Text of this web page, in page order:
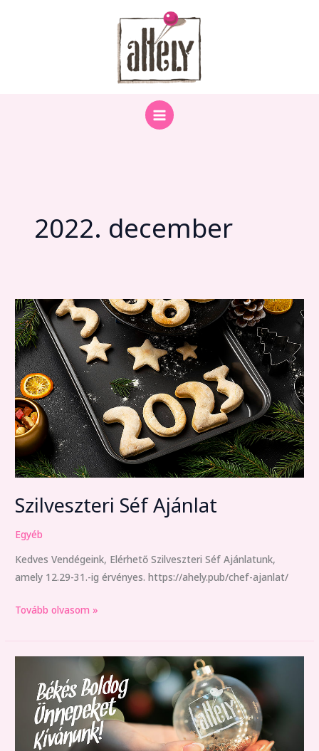
2022. december
Szilveszteri Séf Ajánlat
Egyéb
Kedves Vendégeink, Elérhető Szilveszteri Séf Ajánlatunk,
amely 12.29-31.-ig érvényes. https://ahely.pub/chef-ajanlat/
Szilveszteri
Séf
Ajánlat
Tovább olvasom »
Karácsonyi
Ünnepeket
Kívánunk!